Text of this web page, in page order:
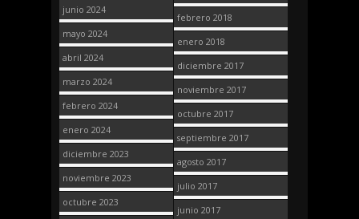
junio 2024
mayo 2024
abril 2024
marzo 2024
febrero 2024
enero 2024
diciembre 2023
noviembre 2023
octubre 2023
febrero 2018
enero 2018
diciembre 2017
noviembre 2017
octubre 2017
septiembre 2017
agosto 2017
julio 2017
junio 2017